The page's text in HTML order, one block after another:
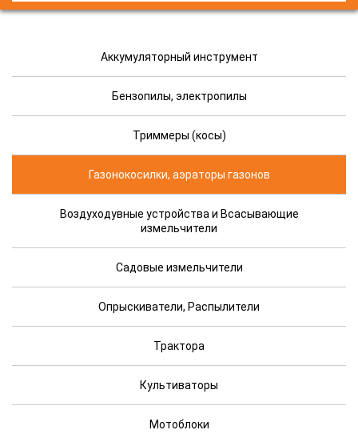
Аккумуляторный инструмент
Бензопилы, электропилы
Триммеры (косы)
Газонокосилки, аэраторы газонов
Воздуходувные устройства и Всасывающие
измельчители
Садовые измельчители
Опрыскиватели, Распылители
Трактора
Культиваторы
Мотоблоки